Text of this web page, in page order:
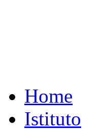
Home
Istituto